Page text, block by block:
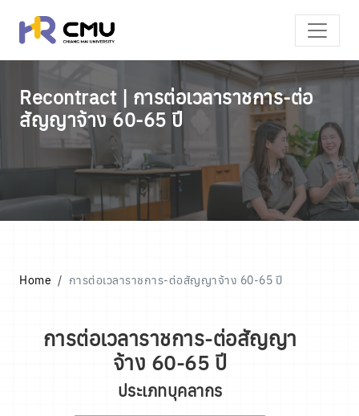
Recontract | การต่อเวลาราชการ-ต่อ
สัญญาจ้าง 60-65 ปี
Home การต่อเวลาราชการ-ต่อสัญญาจ้าง 60-65 ปี
การต่อเวลาราชการ-ต่อสัญญา
จ้าง 60-65 ปี
ประเภทบุคลากร